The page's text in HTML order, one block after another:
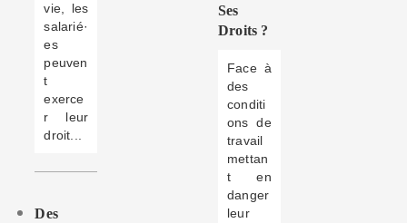
vie, les
salarié·
es
peuven
t
exerce
r leur
droit...
Des
Ses
Droits ?
Face à
des
conditi
ons de
travail
mettan
t en
danger
leur